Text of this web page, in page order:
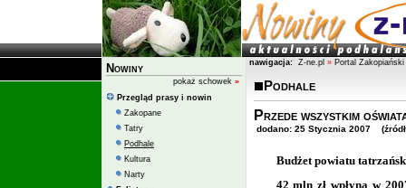
Nowiny
pokaż schowek »
Przegląd prasy i nowin
Zakopane
Tatry
Podhale
Kultura
Narty
nawigacja: Z-ne.pl » Portal Zakopiański
Podhale
Przede wszystkim
dodano: 25 Stycznia 2007
Budżet powiatu
42 mln zł wpłyną w